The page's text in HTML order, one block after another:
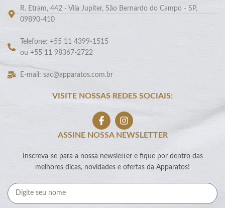
R. Etram, 442 - Vila Jupiter, São Bernardo do Campo - SP,
09890-410
Telefone: +55 11 4399-1515
ou +55 11 98367-2722
E-mail: sac@apparatos.com.br
VISITE NOSSAS REDES SOCIAIS:
ASSINE NOSSA NEWSLETTER
Inscreva-se para a nossa newsletter e fique por dentro das
melhores dicas, novidades e ofertas da Apparatos!